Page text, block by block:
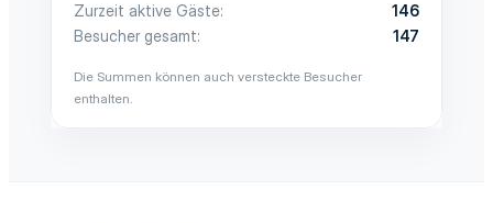
Zurzeit aktive Gäste
146
Besucher gesamt
147
Die Summen können auch versteckte Besucher
enthalten.